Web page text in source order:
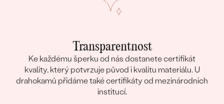
Transparentnost
Ke každému šperku od nás dostanete certifikát
kvality, který potvrzuje původ i kvalitu materiálu. U
drahokamů přidáme také certifikáty od mezinárodních
institucí.